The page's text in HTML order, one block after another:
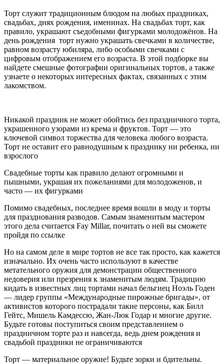
Торт служит традиционным блюдом на любых праздниках,
свадьбах, днях рождения, именинах. На свадьбах торт, как
правило, украшают съедобными фигурками молодожёнов. На
день рождения торт нужно украшать свечками в количестве,
равном возрасту юбиляра, либо особыми свечками с
цифровым отображением его возраста. В этой подборке вы
найдете смешные фотографии оригинальных тортов, а также
узнаете о некоторых интересных фактах, связанных с этим
лакомством.
Никакой праздник не может обойтись без праздничного торта,
украшенного узорами из крема и фруктов. Торт — это
ключевой символ торжества для человека любого возраста.
Торт не оставит его равнодушным к празднику ни ребенка, ни
взрослого
Свадебные торты как правило делают огромными и
пышными, украшая их пожеланиями для молодоженов, и
часто — их фигурками
Помимо свадебных, последнее время вошли в моду и торты
для празднования разводов. Самым знаменитым мастером
этого дела считается Fay Millar, почитать о ней вы сможете
пройдя по ссылке
Но на самом деле в мире тортов не все так просто, как кажется
изначально. Их очень часто используют в качестве
метательного оружия для демонстрации общественного
недоверия или презрения к знаменитым людям. Традицию
кидать в известных лиц тортами начал бельгиец Ноэль Годен
— лидер группы «Международные пирожные бригады», от
активистов которого пострадали такие персоны, как Билл
Гейтс, Мишель Камдессю, Жан-Люк Годар и многие другие.
Будьте готовы поступиться своим представлением о
праздничном торте раз и навсегда, ведь днем рождения и
свадьбой праздники не ограничиваются
Торт — материальное оружие! Будьте зорки и бдительны.